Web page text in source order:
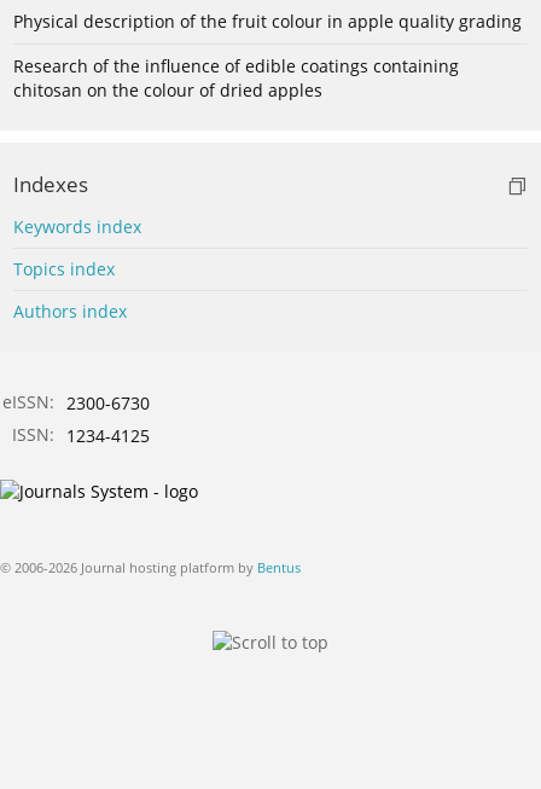
Physical description of the fruit colour in apple quality grading
Research of the influence of edible coatings containing
chitosan on the colour of dried apples
Indexes
Keywords index
Topics index
Authors index
eISSN: 2300-6730
ISSN:
1234-4125
© 2006-2026 Journal hosting platform by Bentus